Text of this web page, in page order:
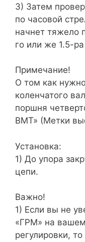
3) Затем
по часовой
начнет тяжело
го или же 1.5-
Примечание!
О том как
коленчатого
поршня
ВМТ» (Метки
Установка:
1) До упора
цепи.
Важно!
1) Если вы не
«ГРМ» на
регулировки,